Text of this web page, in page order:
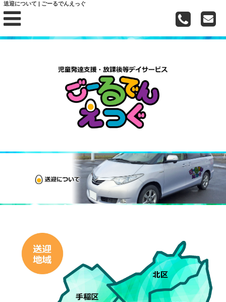
送迎について | ごーるでんえっぐ